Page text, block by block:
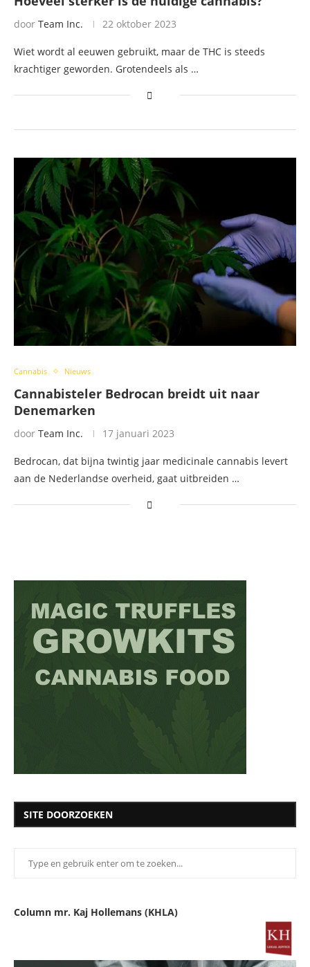
door Team Inc. 22 oktober 2023
Wiet wordt al eeuwen gebruikt, maar de THC is steeds
krachtiger geworden. Grotendeels als …
Cannabis Nieuws
Cannabisteler Bedrocan breidt uit naar
Denemarken
door Team Inc. 17 januari 2023
Bedrocan, dat bijna twintig jaar medicinale cannabis levert
aan de Nederlandse overheid, gaat uitbreiden …
SITE DOORZOEKEN
Column mr. Kaj Hollemans (KHLA)